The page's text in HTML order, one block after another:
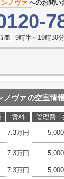
ンノヴァ へのお問い
9時半～19時30
ノヴァ の空室情報
賃料 管理費・
7.3万円
7.3万円
7.3万円